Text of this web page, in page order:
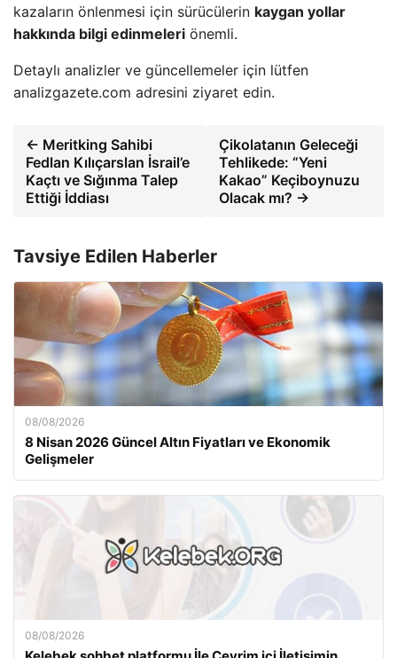
kazaların önlenmesi için sürücülerin kaygan yollar
hakkında bilgi edinmeleri önemli.
Detaylı analizler ve güncellemeler için lütfen
analizgazete.com adresini ziyaret edin.
← Meritking Sahibi
Fedlan Kılıçarslan İsrail’e
Kaçtı ve Sığınma Talep
Ettiği İddiası
Çikolatanın Geleceği
Tehlikede: “Yeni
Kakao” Keçiboynuzu
Olacak mı? →
Tavsiye Edilen Haberler
08/08/2026
8 Nisan 2026 Güncel Altın Fiyatları ve Ekonomik
Gelişmeler
08/08/2026